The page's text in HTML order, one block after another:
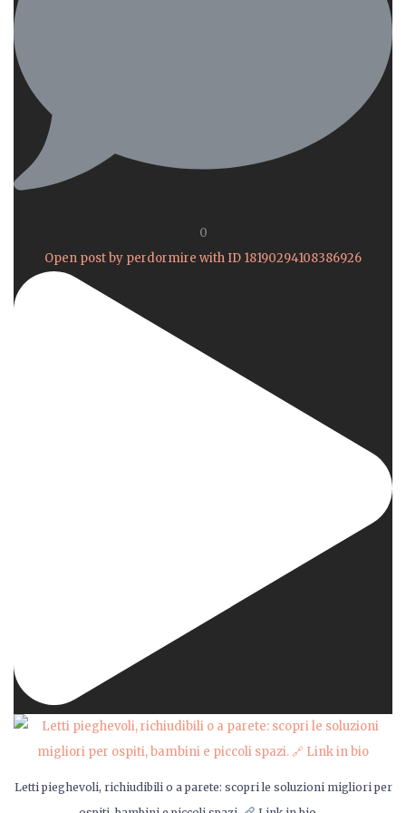
0
Open post by perdormire with ID 18190294108386926
Letti pieghevoli, richiudibili o a parete: scopri le soluzioni migliori per